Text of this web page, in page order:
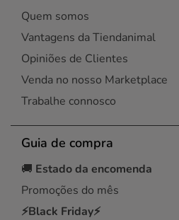
Quem somos
Vantagens da Tiendanimal
Opiniões de Clientes
Venda no nosso Marketplace
Trabalhe connosco
Guia de compra
🚚 Estado da encomenda
Promoções do mês
⚡Black Friday⚡